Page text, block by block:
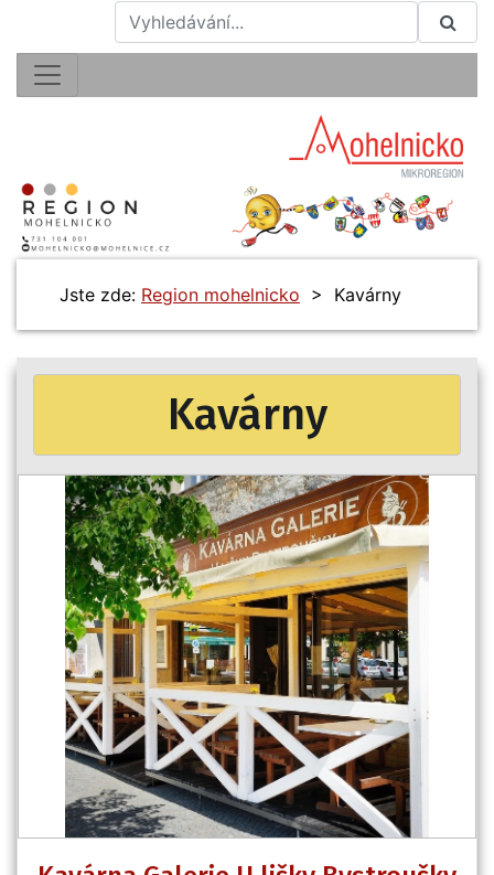
Jste zde: Region mohelnicko > Kavárny
Kavárny